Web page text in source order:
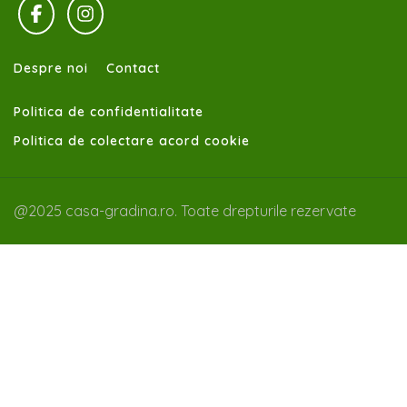
Despre noi Contact
Politica de confidentialitate
Politica de colectare acord cookie
@2025 casa-gradina.ro. Toate drepturile rezervate